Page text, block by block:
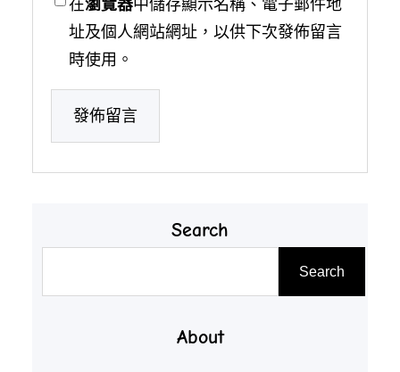
在瀏覽器中儲存顯示名稱、電子郵件地
址及個人網站網址，以供下次發佈留言
時使用。
Search
Search
About